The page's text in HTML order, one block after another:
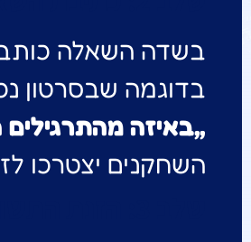
בשדה השאלה
בדוגמה שבסרטון
„באיזה מהתרגילים
השחקנים יצטרכו